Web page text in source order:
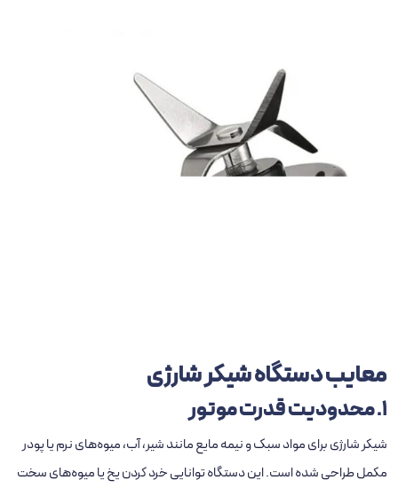
معایب دستگاه شیکر شارژی
1. محدودیت قدرت موتور
شیکر شارژی برای مواد سبک و نیمه‌ مایع مانند شیر، آب، میوه‌های نرم یا پودر
مکمل طراحی شده است. این دستگاه توانایی خرد کردن یخ یا میوه‌های سخت